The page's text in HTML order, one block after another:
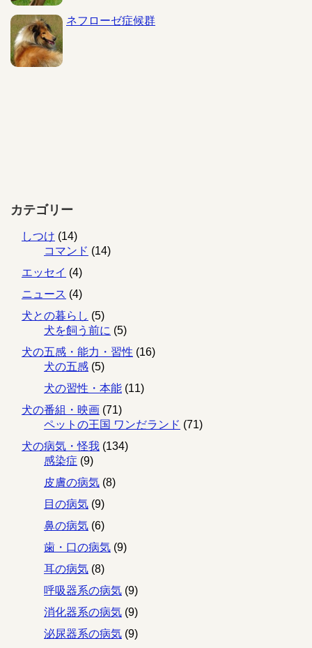
ネフローゼ症候群
カテゴリー
しつけ (14)
コマンド (14)
エッセイ (4)
ニュース (4)
犬との暮らし (5)
犬を飼う前に (5)
犬の五感・能力・習性 (16)
犬の五感 (5)
犬の習性・本能 (11)
犬の番組・映画 (71)
ペットの王国 ワンだランド (71)
犬の病気・怪我 (134)
感染症 (9)
皮膚の病気 (8)
目の病気 (9)
鼻の病気 (6)
歯・口の病気 (9)
耳の病気 (8)
呼吸器系の病気 (9)
消化器系の病気 (9)
泌尿器系の病気 (9)